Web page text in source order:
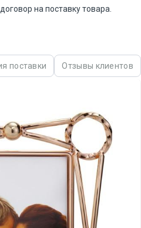
на поставку товара.
поставки Отзывы клиентов